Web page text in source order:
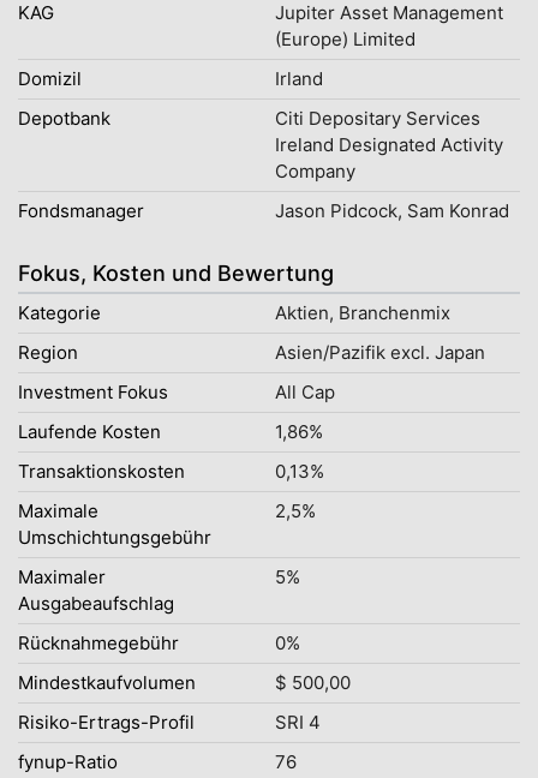
KAG
Jupiter Asset Management
(Europe) Limited
Domizil
Irland
Depotbank
Citi Depositary Services
Ireland Designated Activity
Company
Fondsmanager
Jason Pidcock, Sam Konrad
Fokus, Kosten und Bewertung
Kategorie
Aktien, Branchenmix
Region
Asien/Pazifik excl. Japan
Investment Fokus
All Cap
Laufende Kosten
1,86%
Transaktionskosten
0,13%
Maximale
Umschichtungsgebühr
2,5%
Maximaler
Ausgabeaufschlag
5%
Rücknahmegebühr
0%
Mindestkaufvolumen
$ 500,00
Risiko-Ertrags-Profil
SRI 4
fynup-Ratio
76